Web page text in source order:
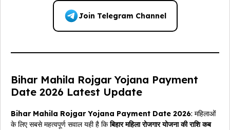
Join Telegram Channel
Bihar Mahila Rojgar Yojana Payment
Date 2026 Latest Update
Bihar Mahila Rojgar Yojana Payment Date 2026: महिलाओं
के लिए सबसे महत्वपूर्ण सवाल यही है किबिहार महिला रोजगार योजना की राशि कब